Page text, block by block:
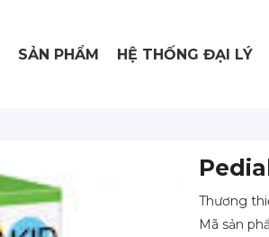
SẢN PHẨM HỆ THỐNG ĐẠI LÝ
Thương
Mã sản